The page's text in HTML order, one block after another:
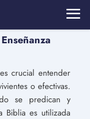
crucial entender
o efectivas.
se predican y
Biblia es utilizada